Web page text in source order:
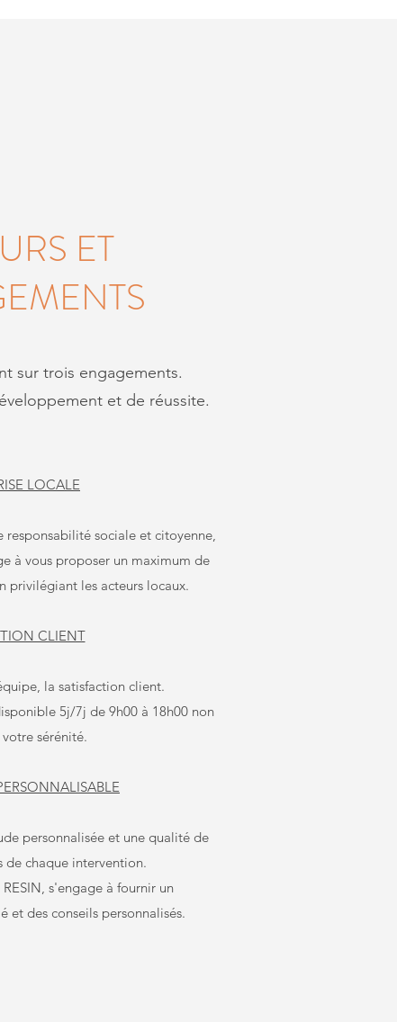
ET
sur trois engagements.
et de réussite.
LOCALE
responsabilité sociale et citoyenne,
à vous proposer un maximum de
privilégiant les acteurs locaux.
CLIENT
la satisfaction client.
5j/7j de 9h00 à 18h00 non
sérénité.
personnalisée et une qualité de
de chaque intervention.
s'engage à fournir un
et des conseils personnalisés.